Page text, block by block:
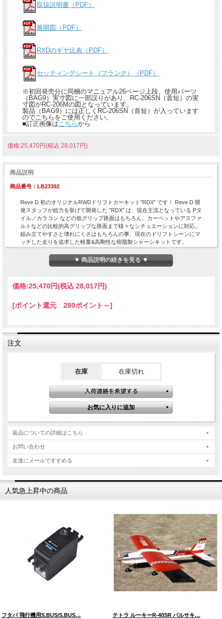
取扱説明書（PDF）
展開図（PDF）
RXDのギヤ比表（PDF）
セッティングシート（ブランク）（PDF）
※初回発売分に同梱のマニュアル26ページ上段、使用パーツ
（BAG9）実寸図に一部誤りがあり、RC-206SN（首短）の実
寸図がRC-206Mの図となっています。
製品（BAG9）には正しくRC-206SN（首短）が入っています
のでこちらをご使用ください。
■訂正画像はこちらから
価格:25,470円(税込 28,017円)
商品説明
商品番号：LB23392
Reve D 初のオリジナルRWDドリフトカーキット”RDX” です！ Reve D 開
発スタッフが総力を挙げて開発した ”RDX” は、現在主流となっている Pタ
イル／カラコン などの低グリップ路面はもちろん、カーペットやアスファ
ルトなどの比較的高グリップな路面まで様々なシチュエーションに対応。
組み立てやすさと壊れにくさはもちろんの事、現在のドリフトシーンにマ
ッチした走りを追求した軽量&高剛性な樹脂製シャーシキットです。
アームやタイロッドの長さを固定式とすることで、初めてRCカーを製作
するユーザーでも難しい調整を行うことなく、説明書通りに組み立てるだ
けでドリフト走行に最適な足回りのアライメントを完全再現可能です。
バッテリーはショートバッテリー（横置/縦置・薄型/厚型）と、ロングバ
ッテリーの現在発売されているほぼ全てのバッテリーを搭載できます。
トラクション性能と操縦性をとことん追求したシャーシ性能は、新時代の
幅広く安定したドリフト走行をお楽しみただけます。
▼ 商品説明の続きを見る ▼
価格:25,470円(税込 28,017円)
[ポイント還元 280ポイント～]
注文
在庫 在庫切れ
返品についての詳細はこちら
お問い合わせ
友達にメールですすめる
人気急上昇中の商品
フタバ 飛行機用S.BUS/S.BUS… テトラ ルーキーR-40SR バルサキ…